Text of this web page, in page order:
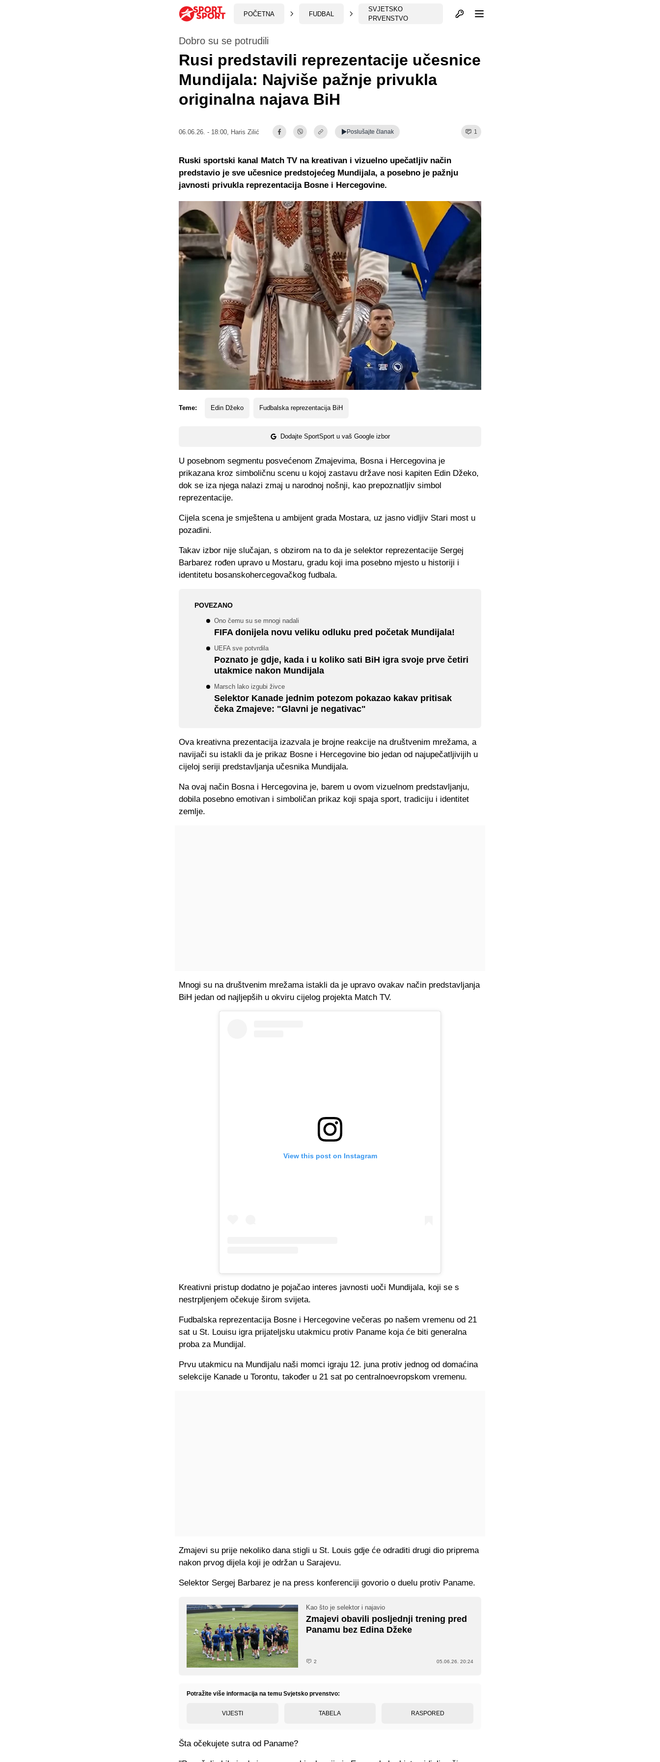
POČETNA FUDBAL
SVJETSKO
PRVENSTVO
Otvori profil
Dobro su se potrudili
Rusi predstavili reprezentacije učesnice
Mundijala: Najviše pažnje privukla
originalna najava BiH
06.06.26. - 18:00, Haris Zilić Poslušajte članak 1
Teme: Edin Džeko Fudbalska reprezentacija BiH
Dodajte SportSport u vaš Google izbor
Ruski sportski kanal Match TV na kreativan i vizuelno upečatljiv način
predstavio je sve učesnice predstojećeg Mundijala, a posebno je pažnju
javnosti privukla reprezentacija Bosne i Hercegovine.
U posebnom segmentu posvećenom Zmajevima, Bosna i Hercegovina je
prikazana kroz simboličnu scenu u kojoj zastavu države nosi kapiten Edin Džeko,
dok se iza njega nalazi zmaj u narodnoj nošnji, kao prepoznatljiv simbol
reprezentacije.
Cijela scena je smještena u ambijent grada Mostara, uz jasno vidljiv Stari most u
pozadini.
Takav izbor nije slučajan, s obzirom na to da je selektor reprezentacije Sergej
Barbarez rođen upravo u Mostaru, gradu koji ima posebno mjesto u historiji i
identitetu bosanskohercegovačkog fudbala.
POVEZANO
Ono čemu su se mnogi nadali
FIFA donijela novu veliku odluku pred početak Mundijala!
UEFA sve potvrdila
Poznato je gdje, kada i u koliko sati BiH igra svoje prve četiri
utakmice nakon Mundijala
Marsch lako izgubi živce
Selektor Kanade jednim potezom pokazao kakav pritisak
čeka Zmajeve: "Glavni je negativac"
Ova kreativna prezentacija izazvala je brojne reakcije na društvenim mrežama, a
navijači su istakli da je prikaz Bosne i Hercegovine bio jedan od najupečatljivijih u
cijeloj seriji predstavljanja učesnika Mundijala.
Na ovaj način Bosna i Hercegovina je, barem u ovom vizuelnom predstavljanju,
dobila posebno emotivan i simboličan prikaz koji spaja sport, tradiciju i identitet
zemlje.
Mnogi su na društvenim mrežama istakli da je upravo ovakav način predstavljanja
BiH jedan od najljepših u okviru cijelog projekta Match TV.
View this post on Instagram
Kreativni pristup dodatno je pojačao interes javnosti uoči Mundijala, koji se s
nestrpljenjem očekuje širom svijeta.
Fudbalska reprezentacija Bosne i Hercegovine večeras po našem vremenu od 21
sat u St. Louisu igra prijateljsku utakmicu protiv Paname koja će biti generalna
proba za Mundijal.
Prvu utakmicu na Mundijalu naši momci igraju 12. juna protiv jednog od domaćina
selekcije Kanade u Torontu, također u 21 sat po centralnoevropskom vremenu.
Zmajevi su prije nekoliko dana stigli u St. Louis gdje će odraditi drugi dio priprema
nakon prvog dijela koji je održan u Sarajevu.
Selektor Sergej Barbarez je na press konferenciji govorio o duelu protiv Paname.
Kao što je selektor i najavio
Zmajevi obavili posljednji trening pred
Panamu bez Edina Džeke
2 05.06.26. 20:24
Potražite više informacija na temu Svjetsko prvenstvo:
VIJESTI TABELA RASPORED
Šta očekujete sutra od Paname?